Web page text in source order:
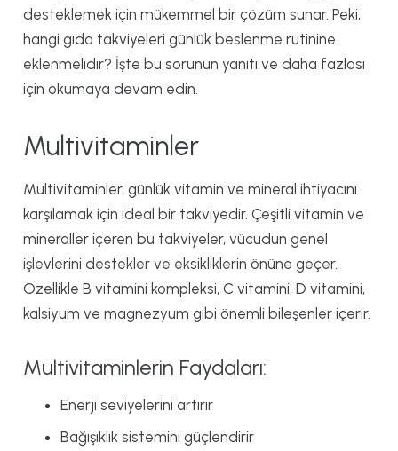
desteklemek için mükemmel bir çözüm sunar. Peki,
hangi gıda takviyeleri günlük beslenme rutinine
eklenmelidir? İşte bu sorunun yanıtı ve daha fazlası
için okumaya devam edin.
Multivitaminler
Multivitaminler, günlük vitamin ve mineral ihtiyacını
karşılamak için ideal bir takviyedir. Çeşitli vitamin ve
mineraller içeren bu takviyeler, vücudun genel
işlevlerini destekler ve eksikliklerin önüne geçer.
Özellikle B vitamini kompleksi, C vitamini, D vitamini,
kalsiyum ve magnezyum gibi önemli bileşenler içerir.
Multivitaminlerin Faydaları:
Enerji seviyelerini artırır
Bağışıklık sistemini güçlendirir